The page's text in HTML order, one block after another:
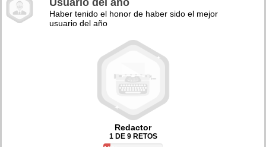
Usuario del año
Haber tenido el honor de haber sido el mejor
usuario del año
Redactor
1 DE 9 RETOS